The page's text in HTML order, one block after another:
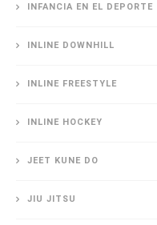
INFANCIA EN EL DEPORTE
INLINE DOWNHILL
INLINE FREESTYLE
INLINE HOCKEY
JEET KUNE DO
JIU JITSU